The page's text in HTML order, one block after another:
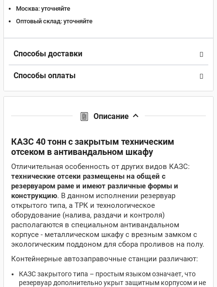
Москва: уточняйте
Оптовый склад: уточняйте
Способы доставки
Способы оплаты
Описание
КАЗС 40 тонн с закрытым техническим
отсеком в антивандальном шкафу
Отличительная особенность от других видов КАЗС:
технические отсеки размещены на общей с
резервуаром раме и имеют различные формы и
конструкцию. В данном исполнении резервуар
открытого типа, а ТРК и технологическое
оборудование (налива, раздачи и контроля)
располагаются в специальном антивандальном
корпусе - металлическом шкафу с врезным замком с
экологическим поддоном для сбора проливов на полу.
Контейнерные автозаправочные станции различают:
КАЗС закрытого типа – простым языком означает, что
резервуар дополнительно укрыт защитным корпусом и не